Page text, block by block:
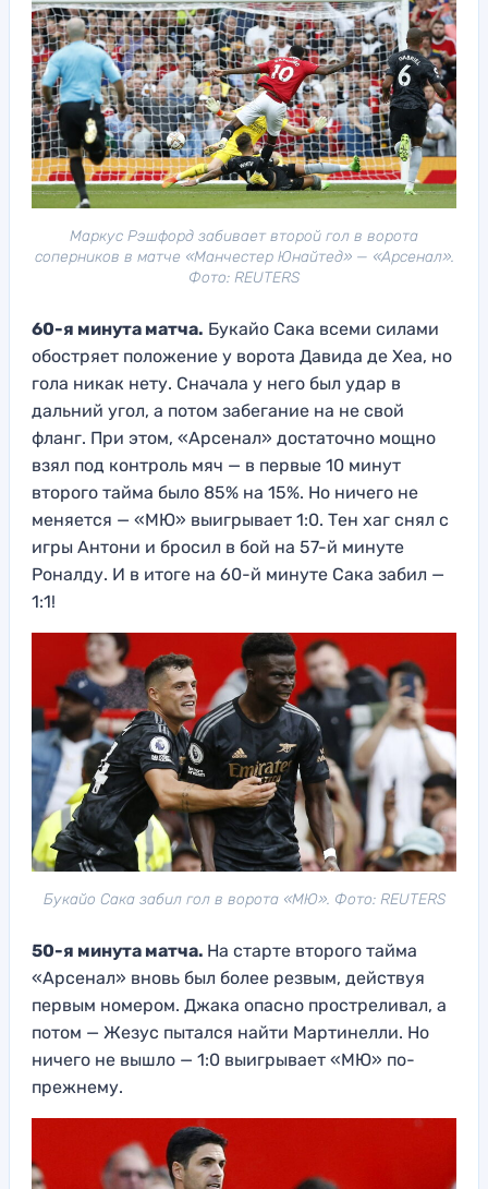
Маркус Рэшфорд забивает второй гол в ворота
соперников в матче «Манчестер Юнайтед» — «Арсенал».
Фото: REUTERS
60-я минута матча. Букайо Сака всеми силами
обостряет положение у ворота Давида де Хеа, но
гола никак нету. Сначала у него был удар в
дальний угол, а потом забегание на не свой
фланг. При этом, «Арсенал» достаточно мощно
взял под контроль мяч — в первые 10 минут
второго тайма было 85% на 15%. Но ничего не
меняется — «МЮ» выигрывает 1:0. Тен хаг снял с
игры Антони и бросил в бой на 57-й минуте
Роналду. И в итоге на 60-й минуте Сака забил —
1:1!
Букайо Сака забил гол в ворота «МЮ». Фото: REUTERS
50-я минута матча. На старте второго тайма
«Арсенал» вновь был более резвым, действуя
первым номером. Джака опасно простреливал, а
потом — Жезус пытался найти Мартинелли. Но
ничего не вышло — 1:0 выигрывает «МЮ» по-
прежнему.